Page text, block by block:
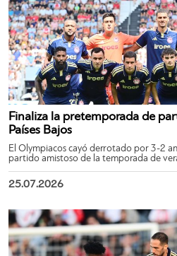
Finaliza la pretemporada de
Países Bajos
El Olympiacos cayó derrotado por 3-2
partido amistoso de la temporada de
25.07.2026